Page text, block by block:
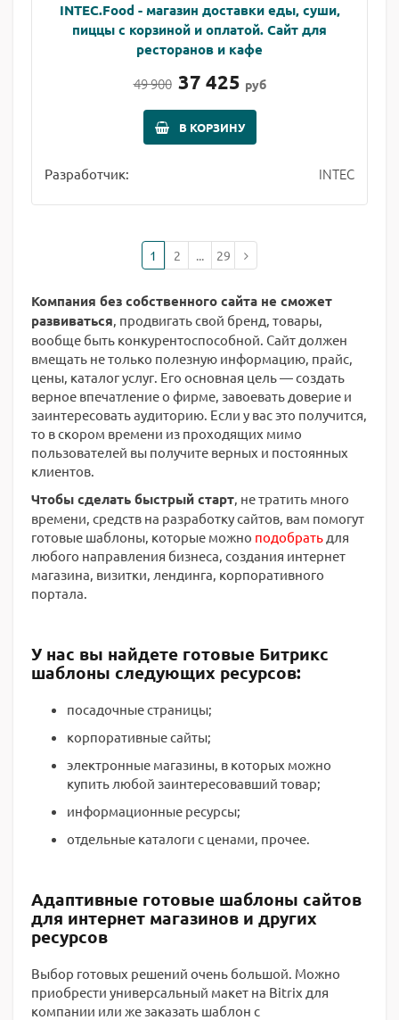
INTEC.Food - магазин доставки еды, суши,
пиццы с корзиной и оплатой. Сайт для
ресторанов и кафе
49 900 37 425 руб
В КОРЗИНУ
Разработчик: INTEC
1 2 ... 29
Компания без собственного сайта не сможет
развиваться, продвигать свой бренд, товары,
вообще быть конкурентоспособной. Сайт должен
вмещать не только полезную информацию, прайс,
цены, каталог услуг. Его основная цель — создать
верное впечатление о фирме, завоевать доверие и
заинтересовать аудиторию. Если у вас это получится,
то в скором времени из проходящих мимо
пользователей вы получите верных и постоянных
клиентов.
Чтобы сделать быстрый старт, не тратить много
времени, средств на разработку сайтов, вам помогут
готовые шаблоны, которые можно подобрать для
любого направления бизнеса, создания интернет
магазина, визитки, лендинга, корпоративного
портала.
У нас вы найдете готовые Битрикс
шаблоны следующих ресурсов:
посадочные страницы;
корпоративные сайты;
электронные магазины, в которых можно
купить любой заинтересовавший товар;
информационные ресурсы;
отдельные каталоги с ценами, прочее.
Адаптивные готовые шаблоны сайтов
для интернет магазинов и других
ресурсов
Выбор готовых решений очень большой. Можно
приобрести универсальный макет на Bitrix для
компании или же заказать шаблон с